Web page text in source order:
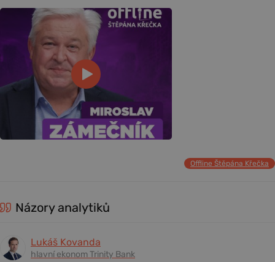
Offline Štěpána Křečka
Názory analytiků
Lukáš Kovanda
hlavní ekonom Trinity Bank